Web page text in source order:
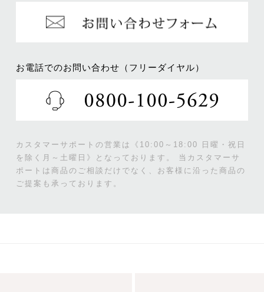
お電話でのお問い合わせ（フリーダイヤル）
カスタマーサポートの営業は《10:00～18:00 日曜・祝日
を除く月～土曜日》となっております。
当カスタマーサ
ポートは商品のご相談だけでなく、お客様に沿った商品の
ご提案も承っております。